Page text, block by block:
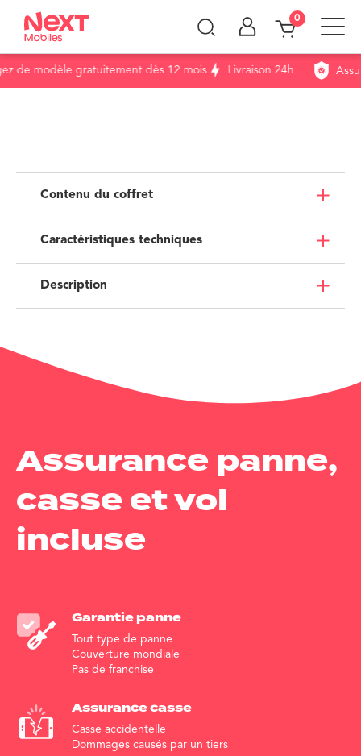
0
de modèle gratuitement dès 12 mois Livraison 24h
Contenu du coffret
Caractéristiques techniques
Description
Assurance panne,
casse et vol
incluse
Garantiepanne
Tout type de panne
Couverture mondiale
Pas de franchise
Assurancecasse
Casse accidentelle
Dommages causés par un tiers